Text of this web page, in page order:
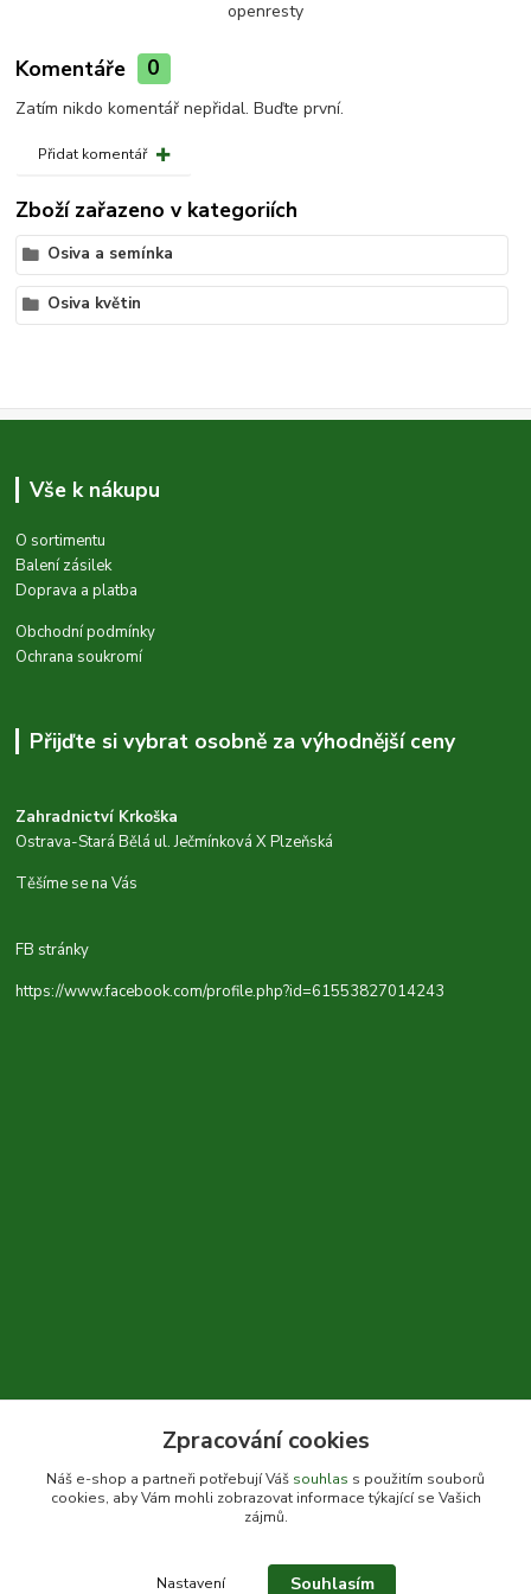
openresty
Komentáře 0
Zatím nikdo komentář nepřidal. Buďte první.
Přidat komentář
Zboží zařazeno v kategoriích
Osiva a semínka
Osiva květin
Vše k nákupu
O sortimentu
Balení zásilek
Doprava a platba
Obchodní podmínky
Ochrana soukromí
Přijďte si vybrat osobně za výhodnější ceny
Zahradnictví Krkoška
Ostrava-Stará Bělá ul. Ječmínková X Plzeňská
Těšíme se na Vás
FB stránky
https://www.facebook.com/profile.php?id=61553827014243
+420 604 310 066
Zpracování cookies
Náš e-shop a partneři potřebují Váš souhlas s použitím souborů
cookies, aby Vám mohli zobrazovat informace týkající se Vašich
zájmů.
Nastavení Souhlasím